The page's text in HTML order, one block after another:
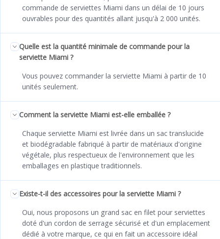
commande de serviettes Miami dans un délai de 10 jours
ouvrables pour des quantités allant jusqu'à 2 000 unités.
Quelle est la quantité minimale de commande pour la
serviette Miami ?
Vous pouvez commander la serviette Miami à partir de 10
unités seulement.
Comment la serviette Miami est-elle emballée ?
Chaque serviette Miami est livrée dans un sac translucide
et biodégradable fabriqué à partir de matériaux d'origine
végétale, plus respectueux de l'environnement que les
emballages en plastique traditionnels.
Existe-t-il des accessoires pour la serviette Miami ?
Oui, nous proposons un grand sac en filet pour serviettes
doté d'un cordon de serrage sécurisé et d'un emplacement
dédié à votre marque, ce qui en fait un accessoire idéal